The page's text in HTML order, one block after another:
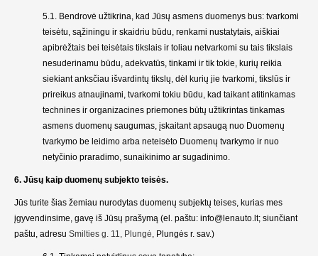
5.1. Bendrovė užtikrina, kad Jūsų asmens duomenys bus: tvarkomi
teisėtu, sąžiningu ir skaidriu būdu, renkami nustatytais, aiškiai
apibrėžtais bei teisėtais tikslais ir toliau netvarkomi su tais tikslais
nesuderinamu būdu, adekvatūs, tinkami ir tik tokie, kurių reikia
siekiant anksčiau išvardintų tikslų, dėl kurių jie tvarkomi, tikslūs ir
prireikus atnaujinami, tvarkomi tokiu būdu, kad taikant atitinkamas
technines ir organizacines priemones būtų užtikrintas tinkamas
asmens duomenų saugumas, įskaitant apsaugą nuo Duomenų
tvarkymo be leidimo arba neteisėto Duomenų tvarkymo ir nuo
netyčinio praradimo, sunaikinimo ar sugadinimo.
6. Jūsų kaip duomenų subjekto teisės.
Jūs turite šias žemiau nurodytas duomenų subjektų teises, kurias mes
įgyvendinsime, gavę iš Jūsų prašymą (el. paštu: info@lenauto.lt; siunčiant
paštu, adresu Smilties g. 11, Plungė, Plungės r. sav.)